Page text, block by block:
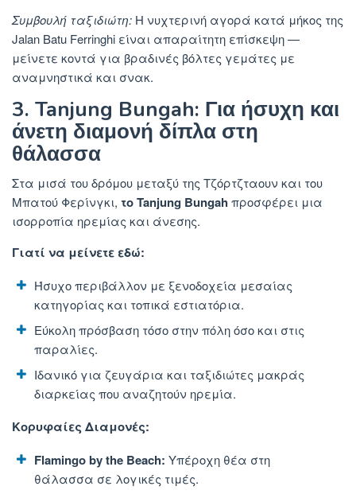
Συμβουλή ταξιδιώτη: Η νυχτερινή αγορά κατά μήκος της
Jalan Batu Ferringhi είναι απαραίτητη επίσκεψη —
μείνετε κοντά για βραδινές βόλτες γεμάτες με
αναμνηστικά και σνακ.
3. Tanjung Bungah: Για ήσυχη και
άνετη διαμονή δίπλα στη
θάλασσα
Στα μισά του δρόμου μεταξύ της Τζόρτζταουν και του
Μπατού Φερίνγκι, το Tanjung Bungah προσφέρει μια
ισορροπία ηρεμίας και άνεσης.
Γιατί να μείνετε εδώ:
Ήσυχο περιβάλλον με ξενοδοχεία μεσαίας
κατηγορίας και τοπικά εστιατόρια.
Εύκολη πρόσβαση τόσο στην πόλη όσο και στις
παραλίες.
Ιδανικό για ζευγάρια και ταξιδιώτες μακράς
διαρκείας που αναζητούν ηρεμία.
Κορυφαίες Διαμονές:
Flamingo by the Beach: Υπέροχη θέα στη
θάλασσα σε λογικές τιμές.